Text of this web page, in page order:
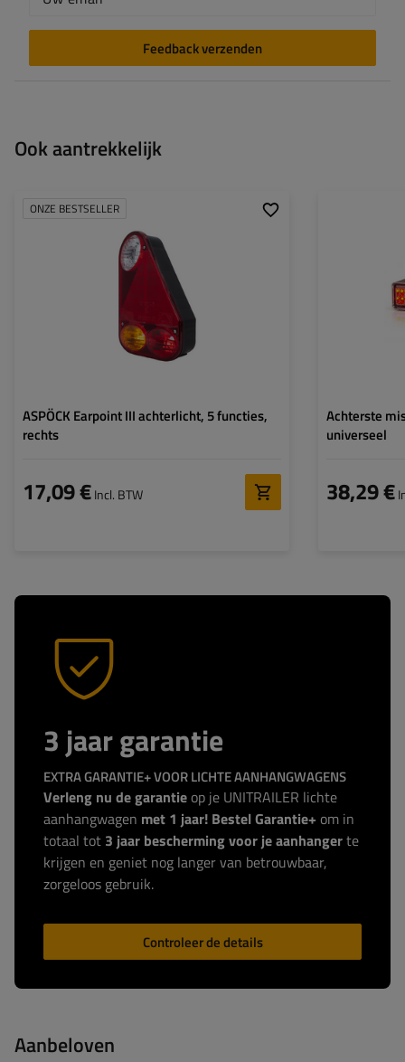
Feedback verzenden
Ook aantrekkelijk
ONZE BESTSELLER
ASPÖCK Earpoint III achterlicht, 5 functies,
rechts
17,09 €Incl. BTW
lamp
12 V
5-PIN bajonet
Positielicht
Wegwijzer
Achteruitrijlicht
Reflectie
Achterste
universeel
38,29 €
Type verbinding:
3 jaar garantie
EXTRA GARANTIE+ VOOR LICHTE AANHANGWAGENS
Verleng nu de garantie op je UNITRAILER lichte
aanhangwagen met 1 jaar! Bestel Garantie+ om in
totaal tot 3 jaar bescherming voor je aanhangerte
krijgen en geniet nog langer van betrouwbaar,
zorgeloos gebruik.
Controleer de details
Aanbeloven